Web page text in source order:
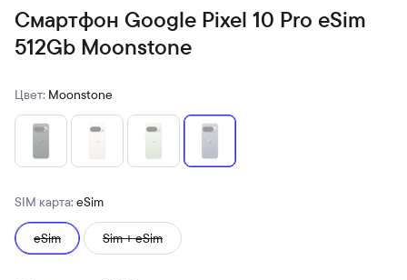
Смартфон Google Pixel 10 Pro eSim
512Gb Moonstone
Цвет: Moonstone
SIM карта: eSim
eSim Sim + eSim